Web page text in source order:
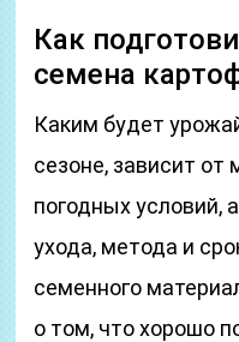
Как
семена
Каким будет
сезоне, зависит
погодных условий,
ухода, метода и
семенного
о том, что хорошо